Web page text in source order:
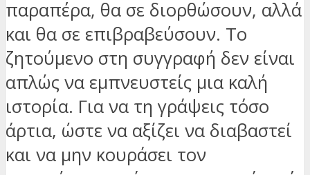
παραπέρα, θα σε διορθώσουν, αλλά
και θα σε επιβραβεύσουν. Το
ζητούμενο στη συγγραφή δεν είναι
απλώς να εμπνευστείς μια καλή
ιστορία. Για να τη γράψεις τόσο
άρτια, ώστε να αξίζει να διαβαστεί
και να μην κουράσει τον